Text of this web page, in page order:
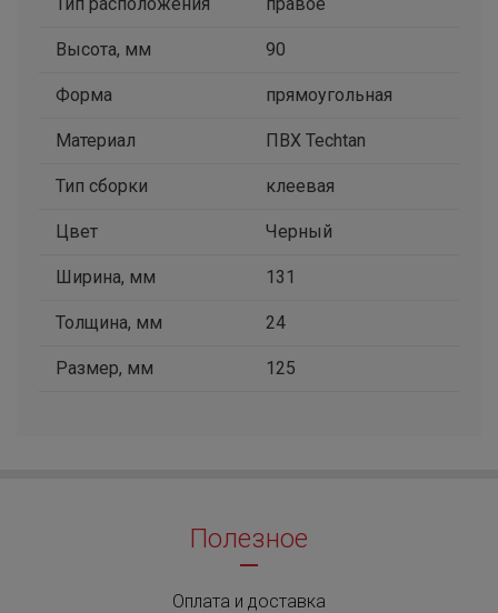
Высота, мм 90
Форма прямоугольная
Материал ПВХ Techtan
Тип сборки клеевая
Цвет Черный
Ширина, мм 131
Толщина, мм 24
Размер, мм 125
Полезное
Оплата и доставка